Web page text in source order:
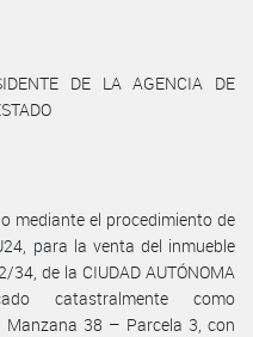
DE LA AGENCIA DE
mediante el procedimiento de
para la venta del inmueble
de la CIUDAD AUTÓNOMA
catastralmente como
38 – Parcela 3, con